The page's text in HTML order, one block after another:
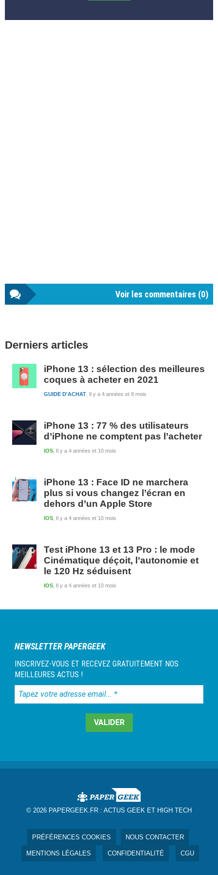
Voir les commentaires (0)
latérale
Derniers articles
iPhone 13 : sélection des meilleures
coques à acheter en 2021
Il y a 4 années et 9 mois
GUIDE D'ACHAT
iPhone 13 : 77 % des utilisateurs
d’iPhone ne comptent pas l’acheter
Il y a 4 années et 10 mois
IOS
iPhone 13 : Face ID ne marchera
plus si vous changez l’écran en
dehors d’un Apple Store
Il y a 4 années et 10 mois
IOS
Test iPhone 13 et 13 Pro : le mode
Cinématique déçoit, l’autonomie et
le 120 Hz séduisent
Il y a 4 années et 10 mois
IOS
NEWSLETTER PAPERGEEK
INSCRIVEZ-VOUS ET RECEVEZ GRATUITEMENT NOS
MEILLEURES ACTUS !
Tapez
votre
© 2026 PAPERGEEK.FR : ACTUS GEEK ET HIGH TECH
PRÉFÉRENCES COOKIES NOUS CONTACTER
MENTIONS LÉGALES CONFIDENTIALITÉ CGU